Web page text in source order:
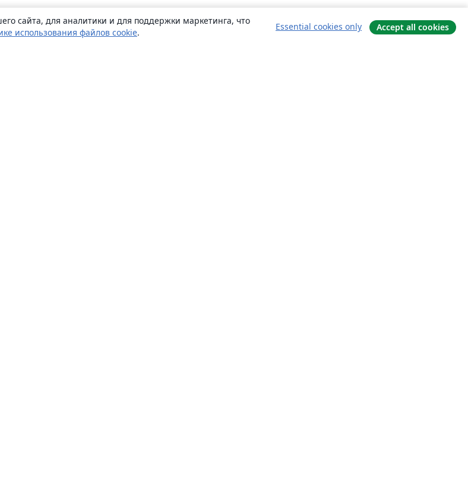
сайта, для аналитики и для поддержки маркетинга, что
использования файлов cookie.
Essential cookies only Accept all cookies